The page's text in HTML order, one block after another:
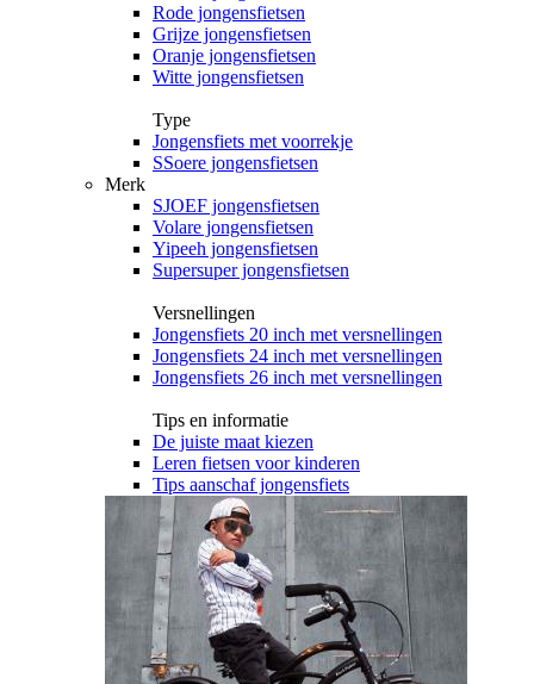
Rode jongensfietsen
Grijze jongensfietsen
Oranje jongensfietsen
Witte jongensfietsen
Type
Jongensfiets met voorrekje
SSoere jongensfietsen
Merk
SJOEF jongensfietsen
Volare jongensfietsen
Yipeeh jongensfietsen
Supersuper jongensfietsen
Versnellingen
Jongensfiets 20 inch met versnellingen
Jongensfiets 24 inch met versnellingen
Jongensfiets 26 inch met versnellingen
Tips en informatie
De juiste maat kiezen
Leren fietsen voor kinderen
Tips aanschaf jongensfiets